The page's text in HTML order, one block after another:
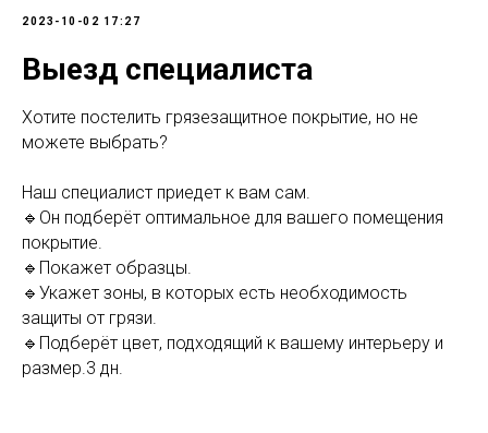
2023-10-02 17:27
Выезд специалиста
Хотите постелить грязезащитное покрытие, но не
можете выбрать?
Наш специалист приедет к вам сам.
🔹Он подберёт оптимальное для вашего помещения
покрытие.
🔹Покажет образцы.
🔹Укажет зоны, в которых есть необходимость
защиты от грязи.
🔹Подберёт цвет, подходящий к вашему интерьеру и
размер.3 дн.